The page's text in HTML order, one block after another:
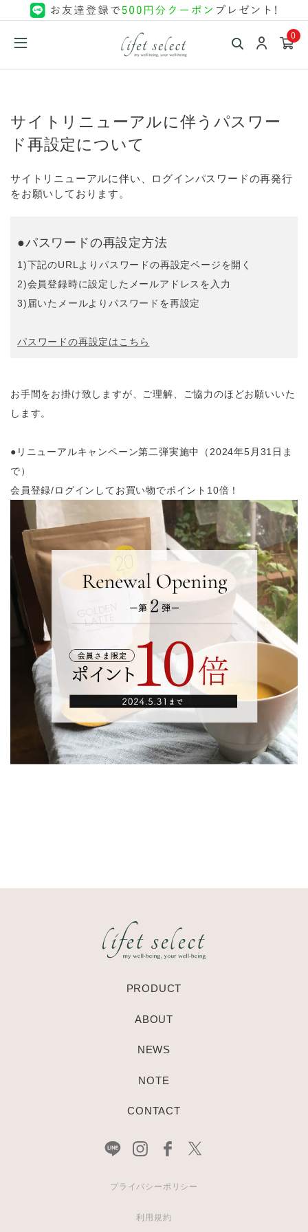
0
サイトリニューアルに伴うパスワー
ド再設定について
サイトリニューアルに伴い、ログインパスワードの再発行
をお願いしております。
●パスワードの再設定方法
1)下記のURLよりパスワードの再設定ページを開く
2)会員登録時に設定したメールアドレスを入力
3)届いたメールよりパスワードを再設定
パスワードの再設定はこちら
お手間をお掛け致しますが、ご理解、ご協力のほどお願いいた
します。
●リニューアルキャンペーン第二弾実施中（2024年5月31日ま
で）
会員登録/ログインしてお買い物でポイント10倍！
PRODUCT
ABOUT
NEWS
NOTE
CONTACT
プライバシーポリシー
利用規約